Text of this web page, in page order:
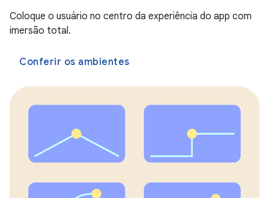
Coloque o usuário no centro da experiência do app com
imersão total.
Conferir os ambientes